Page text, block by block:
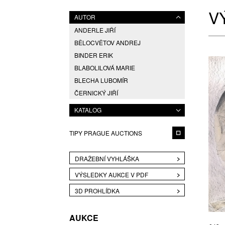
AUTOR
ANDERLE JIŘÍ
BĚLOCVĚTOV ANDREJ
BINDER ERIK
BLABOLILOVÁ MARIE
BLECHA LUBOMÍR
ČERNICKÝ JIŘÍ
DAVID JIŘÍ
DVOŘÁK JAROSLAV EDUARD
ELIÁŠ BOHUMIL
FÁRA LIBOR
FÁROVÁ GABINA
FREMUND RICHARD
FREŠO VIKTOR
HAMPL JOSEF
KATALOG
TIPY PRAGUE AUCTIONS
DRAŽEBNÍ VYHLÁŠKA
VÝSLEDKY AUKCE V PDF
3D PROHLÍDKA
AUKCE